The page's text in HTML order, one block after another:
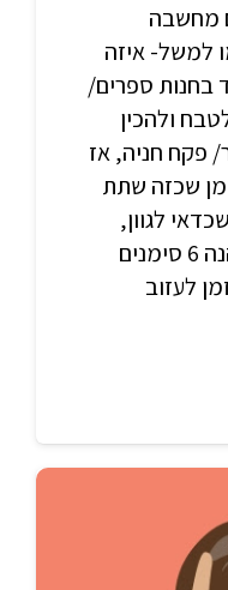
מחשבה
למשל- איזה
בחנות ספרים/
ולהכין
פקח חניה, אז
שכזה שתת
לגוון,
שאולי הגיע הזמן לעזוב. הנה 6 סימנים
לעזוב